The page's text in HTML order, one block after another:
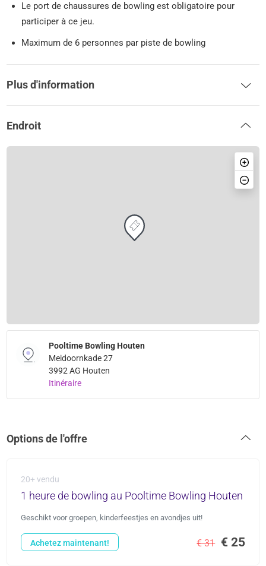
Le port de chaussures de bowling est obligatoire pour
participer à ce jeu.
Maximum de 6 personnes par piste de bowling
Plus d'information
Endroit
Pooltime Bowling Houten
Meidoornkade 27
3992 AG Houten
Itinéraire
Options de l'offre
20+ vendu
1 heure de bowling au Pooltime Bowling Houten
Geschikt voor groepen, kinderfeestjes en avondjes uit!
€ 31 € 25
Achetez maintenant!